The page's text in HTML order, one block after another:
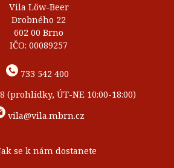
Vila Löw-Beer
Drobného 22
602 00 Brno
IČO: 00089257
733 542 400
(prohlídky, ÚT-NE 10:00-18:00)
vila@vila.mbrn.cz
se k nám dostanete